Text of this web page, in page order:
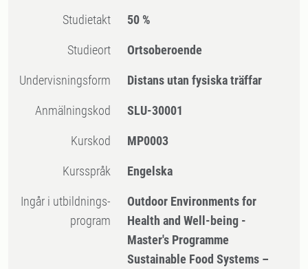
Studietakt 50 %
Studieort Ortsoberoende
Undervisningsform Distans utan fysiska träffar
Anmälningskod SLU-30001
Kurskod MP0003
Kursspråk Engelska
Ingår i utbildnings-
program
Outdoor Environments for
Health and Well-being -
Master's Programme
Sustainable Food Systems –